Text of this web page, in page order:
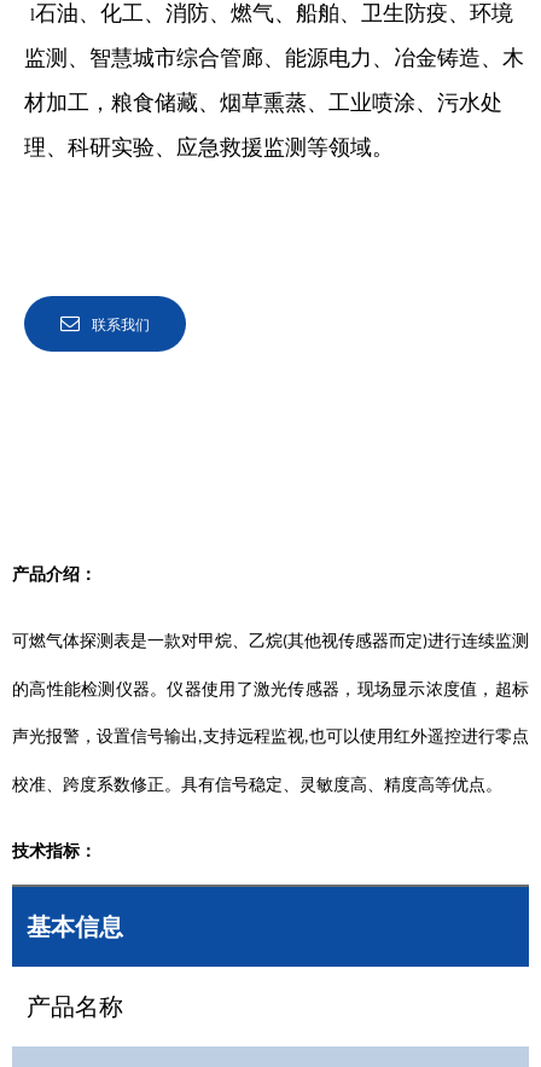
l石油、化工、消防、燃气、船舶、卫生防疫、环境
监测、智慧城市综合管廊、能源电力、冶金铸造、木
材加工，粮食储藏、烟草熏蒸、工业喷涂、污水处
理、科研实验、应急救援监测等领域。
联系我们
产品介绍：
可燃气体探测表是一款对甲烷、乙烷(其他视传感器而定)进行连续监测
的高性能检测仪器。仪器使用了激光传感器，现场显示浓度值，超标
声光报警，设置信号输出 ,支持远程监视,也可以使用红外遥控进行零点
校准、跨度系数修正。具有信号稳定、灵敏度高、精度高等优点。
技术指标：
基本信息
产品名称